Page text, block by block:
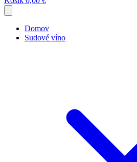
Domov
Sudové víno